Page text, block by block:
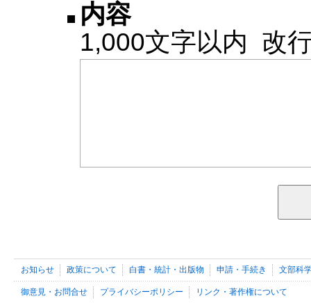
内容
1,000文字以内 改
お知らせ 政策について 白書・統計・出版物 申請・手続き 文部科
御意見・お問合せ プライバシーポリシー リンク・著作権について